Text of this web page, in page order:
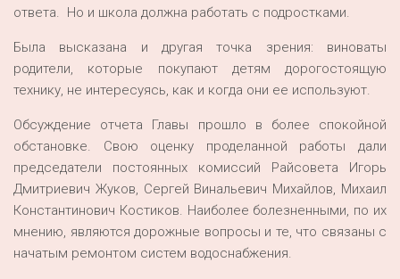
ответа. Но и школа должна работать с подростками.
Была высказана и другая точка зрения: виноваты
родители, которые покупают детям дорогостоящую
технику, не интересуясь, как и когда они ее используют.
Обсуждение отчета Главы прошло в более спокойной
обстановке. Свою оценку проделанной работы дали
председатели постоянных комиссий Райсовета Игорь
Дмитриевич Жуков, Сергей Винальевич Михайлов, Михаил
Константинович Костиков. Наиболее болезненными, по их
мнению, являются дорожные вопросы и те, что связаны с
начатым ремонтом систем водоснабжения.